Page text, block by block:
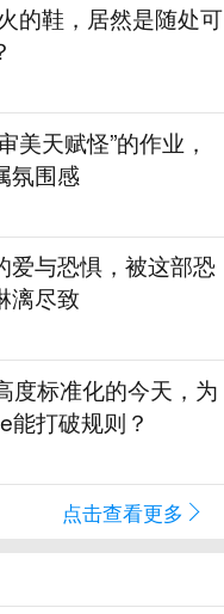
的鞋，居然是随处可
美天赋怪”的作业，
氛围感
爱与恐惧，被这部恐
漓尽致
度标准化的今天，为
能打破规则？
点击查看更多